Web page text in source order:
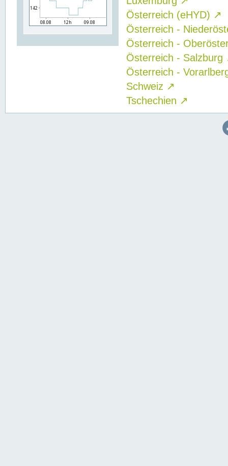
Österreich (eHYD) ↗
Österreich -
Österreich -
Österreich - Salzburg
Österreich -
Schweiz ↗
Tschechien ↗